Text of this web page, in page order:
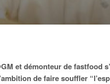
et démonteur de fastfood
de faire souffler